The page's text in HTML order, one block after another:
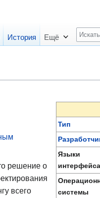
Тип
Языки
интерфейса
системы
решение о
всего
История Ещё
П
о
к